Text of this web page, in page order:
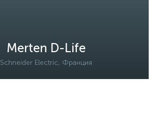
Merten D-Life
Schneider Electric, Франция